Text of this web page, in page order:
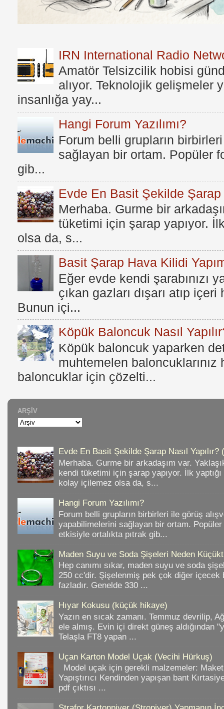
IRN International Radio
Amatör Telsizcilik hobisi
alıyor. Teknolojik gelişmeler
insanlığa yay...
Hangi Forum Yazılımı?
Forum belli grupların
sağlayan bir ortam. Popüler
gib...
Evde En Basit Şekilde Şarap
Merhaba. Gurme bir
tüketimi için şarap yapıyor.
olsa da, s...
Basit Şarap Hava Kilidi
Eğer evde kendi şarabınızı
çıkan gazları dışarı atıp
Bunun içi...
Köpük Baloncuk Nasıl
Köpük baloncuk yaparken
muhtemelen baloncuklarınız
baloncuklar için çözelti...
ARŞIV
Evde En Basit Şekilde Şarap Nasıl Yapılır?
Merhaba. Gurme bir arkadaşım var.
kendi tüketimi için şarap yapıyor. İlk
kolay içilemez olsa da, s...
Hangi Forum Yazılımı?
Forum belli grupların birbirleri ile görüş
yapabilimelerini sağlayan bir ortam. Popüler
etkisiyle ortalıkta pıtrak gib...
Maden Suyu ve Soda Şişeleri Neden
Hep canımı sıkar, maden suyu ve soda
250 cc'dir. Şişelenmiş pek çok diğer içecek
fazladır. Genelde 330 ...
Hıyar Kokusu (küçük hikaye)
Yazın en sıcak zamanı. Temmuz devrilip,
ele almış. Evin içi direkt güneş aldığından
Telaşla FT8 yapan ...
Uçan Karton Model Uçak (Vecihi Hürkuş)
Model uçak için gerekli malzemeler: Maket
Yapıştırıcı Kendinden yapışan bant
pdf çıktısı ...